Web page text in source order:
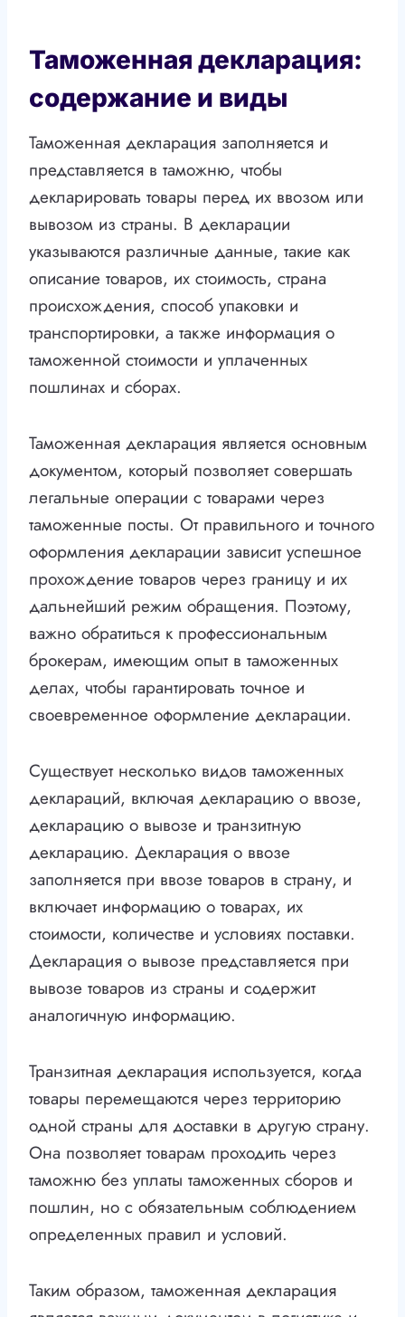
Таможенная декларация:
содержание и виды
Таможенная декларация заполняется и
представляется в таможню, чтобы
декларировать товары перед их ввозом или
вывозом из страны. В декларации
указываются различные данные, такие как
описание товаров, их стоимость, страна
происхождения, способ упаковки и
транспортировки, а также информация о
таможенной стоимости и уплаченных
пошлинах и сборах.
Таможенная декларация является основным
документом, который позволяет совершать
легальные операции с товарами через
таможенные посты. От правильного и точного
оформления декларации зависит успешное
прохождение товаров через границу и их
дальнейший режим обращения. Поэтому,
важно обратиться к профессиональным
брокерам, имеющим опыт в таможенных
делах, чтобы гарантировать точное и
своевременное оформление декларации.
Существует несколько видов таможенных
деклараций, включая декларацию о ввозе,
декларацию о вывозе и транзитную
декларацию. Декларация о ввозе
заполняется при ввозе товаров в страну, и
включает информацию о товарах, их
стоимости, количестве и условиях поставки.
Декларация о вывозе представляется при
вывозе товаров из страны и содержит
аналогичную информацию.
Транзитная декларация используется, когда
товары перемещаются через территорию
одной страны для доставки в другую страну.
Она позволяет товарам проходить через
таможню без уплаты таможенных сборов и
пошлин, но с обязательным соблюдением
определенных правил и условий.
Таким образом, таможенная декларация